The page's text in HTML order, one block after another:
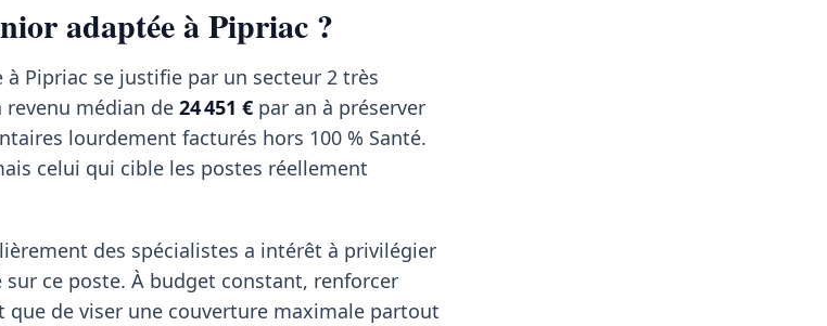
adaptée à Pipriac ?
Pipriac se justifie par un secteur 2 très
médian de 24 451 € par an à préserver
lourdement facturés hors 100 % Santé.
celui qui cible les postes réellement
des spécialistes a intérêt à privilégier
ce poste. À budget constant, renforcer
de viser une couverture maximale partout